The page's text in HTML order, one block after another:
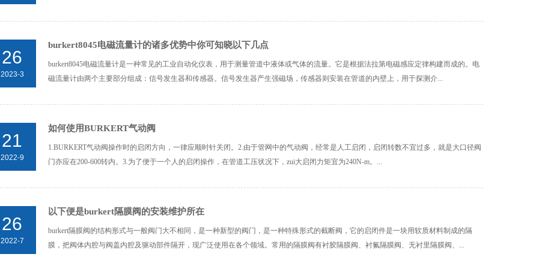
26
2023-3
burkert8045电磁流量计的诸多优势中你可知晓以下几点
burkert8045电磁流量计是一种常见的工业自动化仪表，用于测量管道中液体或气体的流量。它是根据法拉第电磁感应定律构建而成的。电
磁流量计由两个主要部分组成：信号发生器和传感器。信号发生器产生强磁场，传感器则安装在管道的内壁上，用于探测介...
21
2022-9
如何使用BURKERT气动阀
1.BURKERT气动阀操作时的启闭方向，一律应顺时针关闭。2.由于管网中的气动阀，经常是人工启闭，启闭转数不宜过多，就是大口径阀
门亦应在200-600转内。3.为了便于一个人的启闭操作，在管道工压状况下，zui大启闭力矩宜为240N-m。...
26
2022-7
以下便是burkert隔膜阀的安装维护所在
burkert隔膜阀的结构形式与一般阀门大不相同，是一种新型的阀门，是一种特殊形式的截断阀，它的启闭件是一块用软质材料制成的隔
膜，把阀体内腔与阀盖内腔及驱动部件隔开，现广泛使用在各个领域。常用的隔膜阀有衬胶隔膜阀、衬氟隔膜阀、无衬里隔膜阀、...